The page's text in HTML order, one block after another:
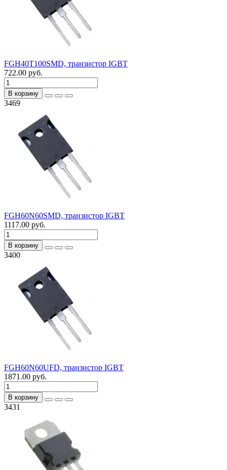
FGH40T100SMD, транзистор IGBT
722.00 руб.
В корзину
3469
FGH60N60SMD, транзистор IGBT
1117.00 руб.
В корзину
3400
FGH60N60UFD, транзистор IGBT
1871.00 руб.
В корзину
3431